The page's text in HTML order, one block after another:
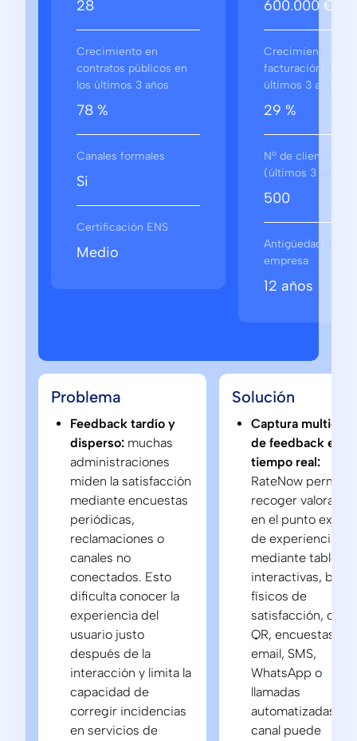
28
Crecimiento en
contratos públicos en
los últimos 3 años
78 %
Canales formales
Si
Certificación ENS
Medio
600.000 €
Crecimiento en
facturación en los
últimos 3 años
29 %
Nº de clientes
(últimos 3 años)
500
Antigüedad de la
empresa
12 años
Problema
Feedback tardío y
disperso: muchas
administraciones
miden la satisfacción
mediante encuestas
periódicas,
reclamaciones o
canales no
conectados. Esto
dificulta conocer la
experiencia del
usuario justo
después de la
interacción y limita la
capacidad de
corregir incidencias
en servicios de
Solución
Captura
de feedback en
tiempo real:
RateNow permite
recoger
en el punto exacto
de experiencia
mediante tablets
interactivas,
físicos de
satisfacción,
QR, encuestas
email, SMS,
WhatsApp o
llamadas
automatizadas.
canal puede